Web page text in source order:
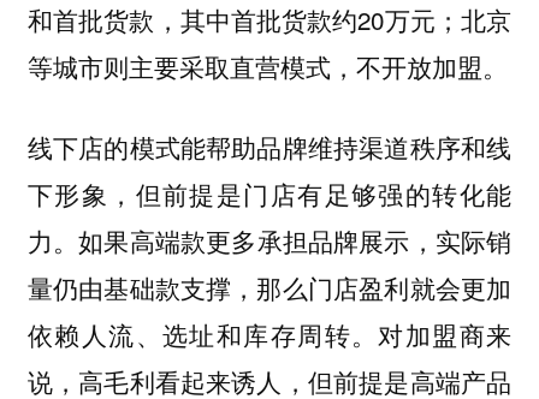
和首批货款，其中首批货款约20万元；北京
等城市则主要采取直营模式，不开放加盟。
线下店的模式能帮助品牌维持渠道秩序和线
下形象，但前提是门店有足够强的转化能
力。如果高端款更多承担品牌展示，实际销
量仍由基础款支撑，那么门店盈利就会更加
依赖人流、选址和库存周转。对加盟商来
说，高毛利看起来诱人，但前提是高端产品